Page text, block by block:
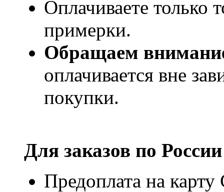
Оплачиваете только
примерки.
Обращаем
оплачивается вне
покупки.
Для заказов по
Предоплата на